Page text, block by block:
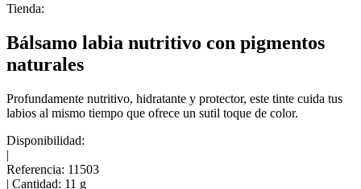
Tienda:
Bálsamo labia nutritivo con pigmentos
naturales
Profundamente nutritivo, hidratante y protector, este tinte cuida tus
labios al mismo tiempo que ofrece un sutil toque de color.
Disponibilidad:
|
Referencia: 11503
| Cantidad: 11 g